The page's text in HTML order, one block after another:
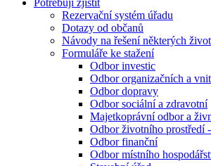
Potřebuji zjistit
Rezervační systém úřadu
Dotazy od občanů
Návody na řešení některých
Formuláře ke stažení
Odbor investic
Odbor organizačních a
Odbor dopravy
Odbor sociální a zdravotní
Majetkoprávní odbor a
Odbor životního prostředí
Odbor finanční
Odbor místního